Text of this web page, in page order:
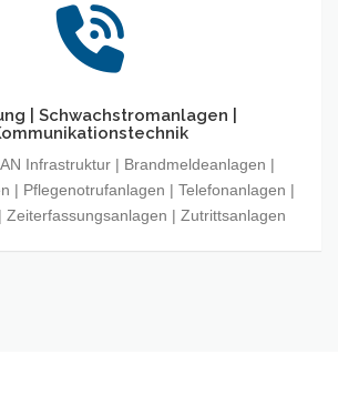
| Schwachstromanlagen |
Infrastruktur | Brandmeldeanlagen |
| Pflegenotrufanlagen | Telefonanlagen |
Zeiterfassungsanlagen | Zutrittsanlagen